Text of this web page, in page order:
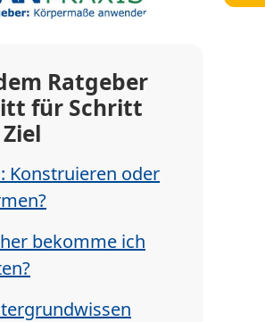
Ratgeber
für Schritt
Konstruieren oder
bekomme ich